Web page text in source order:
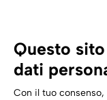
Questo
dati
Con il tuo